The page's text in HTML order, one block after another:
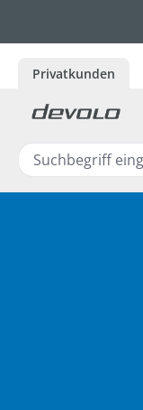
Privatkunden